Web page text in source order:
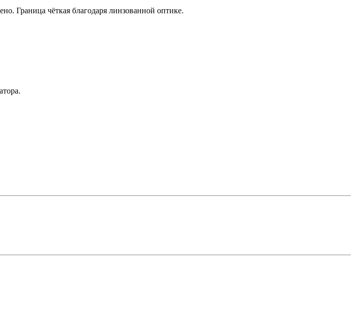
Граница чёткая благодаря линзованной оптике.